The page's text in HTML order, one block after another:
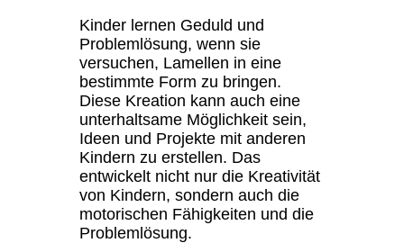
Kinder lernen Geduld und
Problemlösung, wenn sie
versuchen, Lamellen in eine
bestimmte Form zu bringen.
Diese Kreation kann auch eine
unterhaltsame Möglichkeit sein,
Ideen und Projekte mit anderen
Kindern zu erstellen. Das
entwickelt nicht nur die Kreativität
von Kindern, sondern auch die
motorischen Fähigkeiten und die
Problemlösung.